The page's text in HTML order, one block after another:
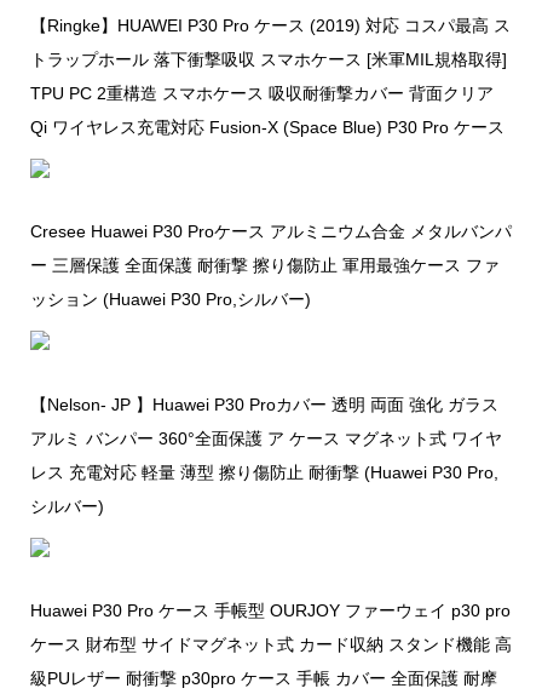
【Ringke】HUAWEI P30 Pro ケース (2019) 対応 コスパ最高 ス
トラップホール 落下衝撃吸収 スマホケース [米軍MIL規格取得]
TPU PC 2重構造 スマホケース 吸収耐衝撃カバー 背面クリア
Qi ワイヤレス充電対応 Fusion-X (Space Blue) P30 Pro ケース
Cresee Huawei P30 Proケース アルミニウム合金 メタルバンパ
ー 三層保護 全面保護 耐衝撃 擦り傷防止 軍用最強ケース ファ
ッション (Huawei P30 Pro,シルバー)
【Nelson- JP 】Huawei P30 Proカバー 透明 両面 強化 ガラス
アルミ バンパー 360°全面保護 ア ケース マグネット式 ワイヤ
レス 充電対応 軽量 薄型 擦り傷防止 耐衝撃 (Huawei P30 Pro,
シルバー)
Huawei P30 Pro ケース 手帳型 OURJOY ファーウェイ p30 pro
ケース 財布型 サイドマグネット式 カード収納 スタンド機能 高
級PUレザー 耐衝撃 p30pro ケース 手帳 カバー 全面保護 耐摩